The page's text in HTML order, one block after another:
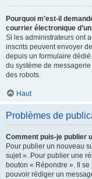
Pourquoi m’est-il
courrier électronique
Si les administrateurs ont
inscrits peuvent envoyer
depuis un formulaire
du système de
des robots.
Haut
Problèmes de
Comment puis-je publier
Pour publier un nouveau
sujet ». Pour publier une
bouton « Répondre ». Il
pouvoir rédiger un